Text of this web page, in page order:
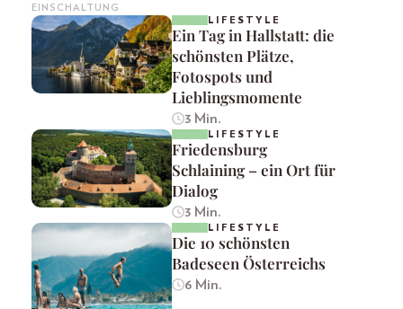
EINSCHALTUNG
LIFESTYLE
Ein Tag in Hallstatt: die
schönsten Plätze,
Fotospots und
Lieblingsmomente
3 Min.
LIFESTYLE
Friedensburg
Schlaining – ein Ort für
Dialog
3 Min.
LIFESTYLE
Die 10 schönsten
Badeseen Österreichs
6 Min.